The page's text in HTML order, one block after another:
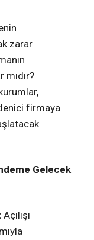
zarar
firmaya
Gelecek
Açılışı